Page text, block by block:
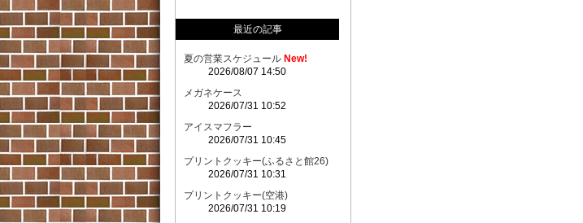
最近の記事
夏の営業スケジュール New!
2026/08/07 14:50
メガネケース
2026/07/31 10:52
アイスマフラー
2026/07/31 10:45
プリントクッキー(ふるさと館26)
2026/07/31 10:31
プリントクッキー(空港)
2026/07/31 10:19